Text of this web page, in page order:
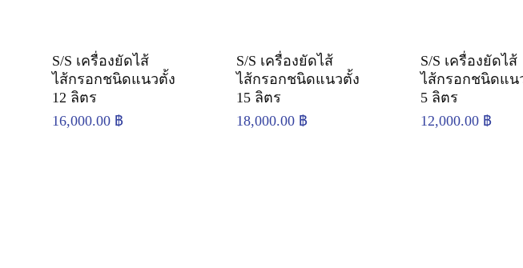
S/S เครื่องยัดไส้
ไส้กรอกชนิดแนวตั้ง
12 ลิตร
16,000.00 ฿
S/S เครื่องยัดไส้
ไส้กรอกชนิดแนวตั้ง
15 ลิตร
18,000.00 ฿
S/S เครื่องยัดไส้
ไส้กรอกชนิดแน
5 ลิตร
12,000.00 ฿